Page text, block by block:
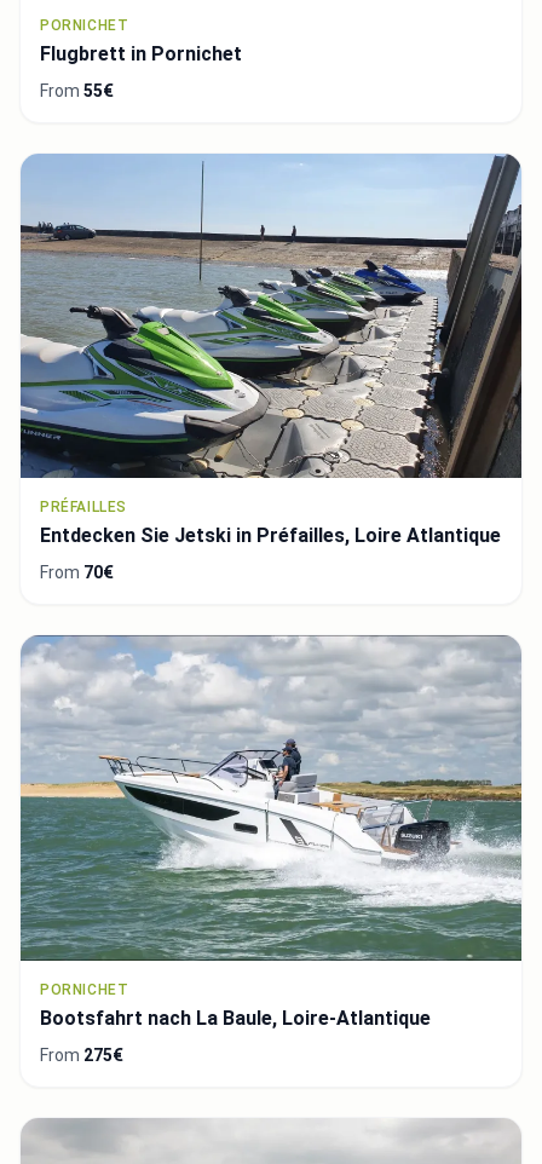
PORNICHET
Flugbrett in Pornichet
From 55€
PRÉFAILLES
Entdecken Sie Jetski in Préfailles, Loire Atlantique
From 70€
PORNICHET
Bootsfahrt nach La Baule, Loire-Atlantique
From 275€